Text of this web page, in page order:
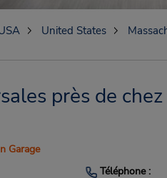
United States
près de
Garage
Téléphone :